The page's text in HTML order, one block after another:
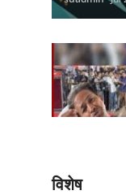
विशेष